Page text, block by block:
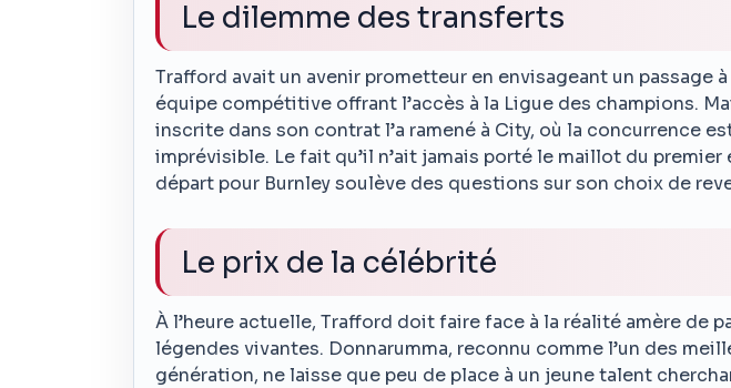
Le dilemme des transferts
Trafford avait un avenir prometteur en envisageant un passage
équipe compétitive offrant l’accès à la Ligue des champions.
inscrite dans son contrat l’a ramené à City, où la concurrence
imprévisible. Le fait qu’il n’ait jamais porté le maillot du
départ pour Burnley soulève des questions sur son choix de
Le prix de la célébrité
À l’heure actuelle, Trafford doit faire face à la réalité amère de
légendes vivantes. Donnarumma, reconnu comme l’un des
génération, ne laisse que peu de place à un jeune talent